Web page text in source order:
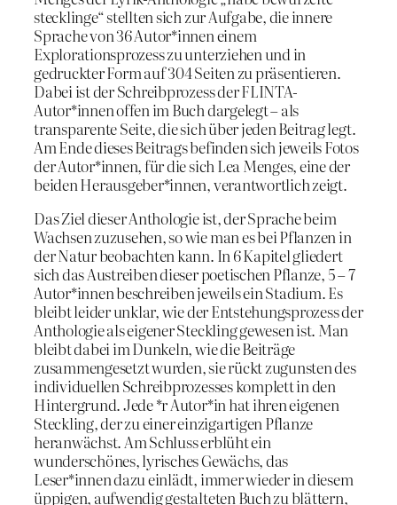
stecklinge“ stellten sich zur Aufgabe, die innere
Sprache von 36 Autor*innen einem
Explorationsprozess zu unterziehen und in
gedruckter Form auf 304 Seiten zu präsentieren.
Dabei ist der Schreibprozess der FLINTA-
Autor*innen offen im Buch dargelegt – als
transparente Seite, die sich über jeden Beitrag legt.
Am Ende dieses Beitrags befinden sich jeweils Fotos
der Autor*innen, für die sich Lea Menges, eine der
beiden Herausgeber*innen, verantwortlich zeigt.
Das Ziel dieser Anthologie ist, der Sprache beim
Wachsen zuzusehen, so wie man es bei Pflanzen in
der Natur beobachten kann. In 6 Kapitel gliedert
sich das Austreiben dieser poetischen Pflanze, 5 – 7
Autor*innen beschreiben jeweils ein Stadium. Es
bleibt leider unklar, wie der Entstehungsprozess der
Anthologie als eigener Steckling gewesen ist. Man
bleibt dabei im Dunkeln, wie die Beiträge
zusammengesetzt wurden, sie rückt zugunsten des
individuellen Schreibprozesses komplett in den
Hintergrund. Jede *r Autor*in hat ihren eigenen
Steckling, der zu einer einzigartigen Pflanze
heranwächst. Am Schluss erblüht ein
wunderschönes, lyrisches Gewächs, das
Leser*innen dazu einlädt, immer wieder in diesem
üppigen, aufwendig gestalteten Buch zu blättern,